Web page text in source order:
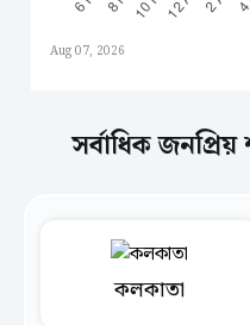
Aug 07, 2026
সর্বাধিক
কলকাতা